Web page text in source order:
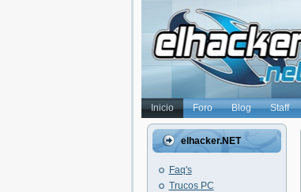
Inicio Foro Blog Staff
elhacker.NET
Faq's
Trucos PC